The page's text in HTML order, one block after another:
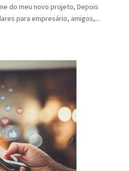
do meu novo projeto, Depois
para empresário, amigos,...